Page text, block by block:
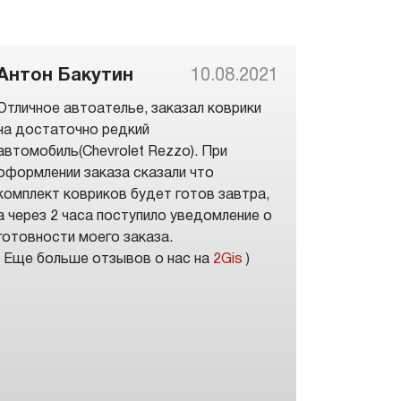
Бакутин 10.08.2021
автоателье, заказал коврики
достаточно редкий
Rezzo). При
заказа сказали что
ковриков будет готов завтра,
через 2 часа поступило уведомление о
моего заказа.
Еще больше отзывов о нас на 2Gis )